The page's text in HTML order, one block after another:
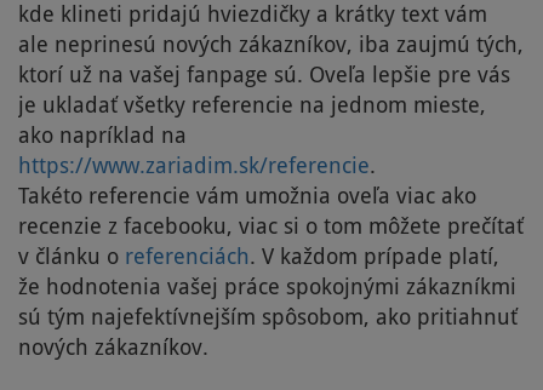
kde klineti pridajú hviezdičky a krátky text vám
ale neprinesú nových zákazníkov, iba zaujmú tých,
ktorí už na vašej fanpage sú. Oveľa lepšie pre vás
je ukladať všetky referencie na jednom mieste,
ako napríklad na
https://www.zariadim.sk/referencie.
Takéto referencie vám umožnia oveľa viac ako
recenzie z facebooku, viac si o tom môžete prečítať
v článku o referenciách. V každom prípade platí,
že hodnotenia vašej práce spokojnými zákazníkmi
sú tým najefektívnejším spôsobom, ako pritiahnuť
nových zákazníkov.